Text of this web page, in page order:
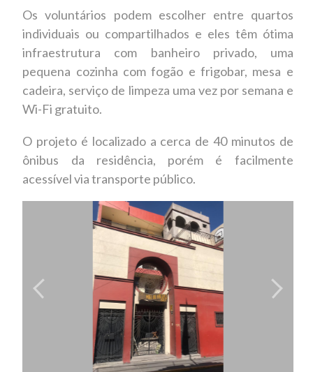
Os voluntários podem escolher entre quartos
individuais ou compartilhados e eles têm ótima
infraestrutura com banheiro privado, uma
pequena cozinha com fogão e frigobar, mesa e
cadeira, serviço de limpeza uma vez por semana e
Wi-Fi gratuito.
O projeto é localizado a cerca de 40 minutos de
ônibus da residência, porém é facilmente
acessível via transporte público.